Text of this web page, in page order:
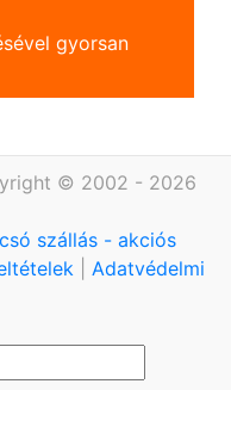
gyorsan
© 2002 - 2026
szállás - akciós
Adatvédelmi